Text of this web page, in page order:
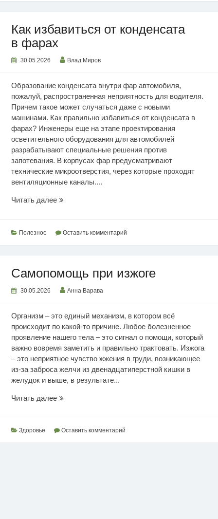
Как избавиться от конденсата
в фарах
30.05.2026 Влад Миров
Образование конденсата внутри фар автомобиля,
пожалуй, распространенная неприятность для водителя.
Причем такое может случаться даже с новыми
машинами. Как правильно избавиться от конденсата в
фарах? Инженеры еще на этапе проектирования
осветительного оборудования для автомобилей
разрабатывают специальные решения против
запотевания. В корпусах фар предусматривают
технические микроотверстия, через которые проходят
вентиляционные каналы....
Читать далееКак
конденсата
Полезное Оставить комментарий
Самопомощь при изжоге
30.05.2026 Анна Варава
Организм – это единый механизм, в котором всё
происходит по какой-то причине. Любое болезненное
проявление нашего тела – это сигнал о помощи, который
важно вовремя заметить и правильно трактовать. Изжога
– это неприятное чувство жжения в груди, возникающее
из-за заброса желчи из двенадцатиперстной кишки в
желудок и выше, в результате...
Читать далееСамопомощь
Здоровье Оставить комментарий